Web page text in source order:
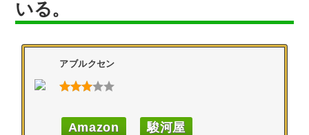
いる。
アブルクセン
Amazon 駿河屋